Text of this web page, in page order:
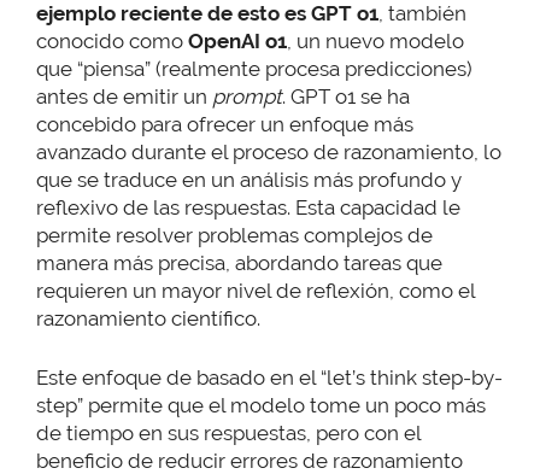
ejemplo reciente de esto es GPT o1, también
conocido como OpenAI o1, un nuevo modelo
que “piensa” (realmente procesa predicciones)
antes de emitir un prompt. GPT o1 se ha
concebido para ofrecer un enfoque más
avanzado durante el proceso de razonamiento, lo
que se traduce en un análisis más profundo y
reflexivo de las respuestas. Esta capacidad le
permite resolver problemas complejos de
manera más precisa, abordando tareas que
requieren un mayor nivel de reflexión, como el
razonamiento científico.
Este enfoque de basado en el “let’s think step-by-
step” permite que el modelo tome un poco más
de tiempo en sus respuestas, pero con el
beneficio de reducir errores de razonamiento